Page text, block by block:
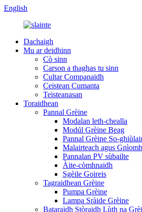
English
Dachaigh
Mu ar deidhinn
Cò sinn
Carson a thaghas tu sinn
Cultar Companaidh
Ceistean Cumanta
Teisteanasan
Toraidhean
Pannal Grèine
Modalan leth-chealla
Modúl Grèine Beag
Pannal Grèine So-
Malairteach agus
Pannalan PV sùbailte
Àite-còmhnaidh
Sgèile Goireis
Tagraidhean Grèine
Pumpa Grèine
Lampa Sràide Grèine
Bataraidh Stòraidh Lùth na